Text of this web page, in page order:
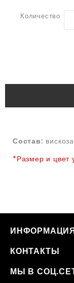
Количество
Состав:
*Размер и цвет
КОНТАКТЫ
МЫ В